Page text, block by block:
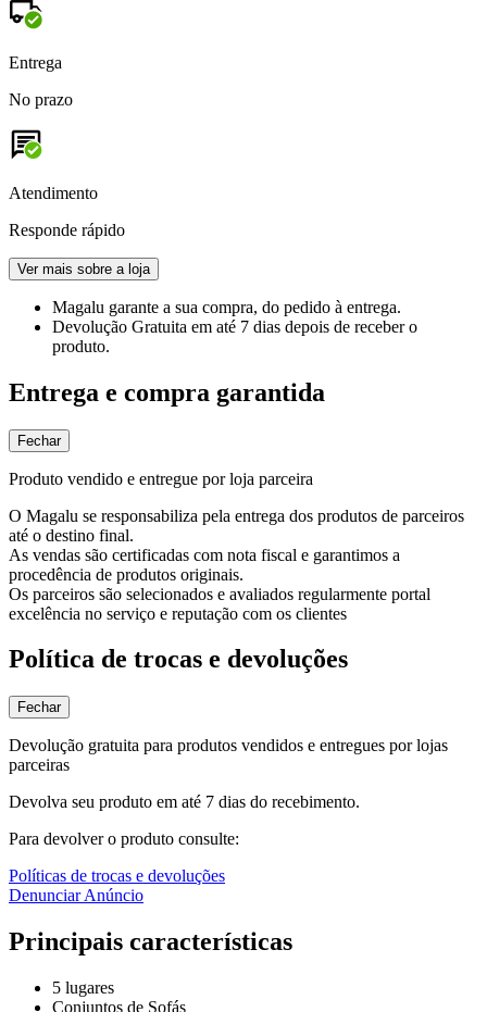
Entrega
No prazo
Atendimento
Responde rápido
Ver mais sobre a loja
Magalu garante a sua compra, do pedido à entrega.
Devolução Gratuita em até 7 dias depois de receber o
produto.
Entrega e compra garantida
Fechar
Produto vendido e entregue por loja parceira
O Magalu se responsabiliza pela entrega dos produtos de parceiros
até o destino final.
As vendas são certificadas com nota fiscal e garantimos a
procedência de produtos originais.
Os parceiros são selecionados e avaliados regularmente portal
excelência no serviço e reputação com os clientes
Política de trocas e devoluções
Fechar
Devolução gratuita para produtos vendidos e entregues por lojas
parceiras
Devolva seu produto em até 7 dias do recebimento.
Para devolver o produto consulte:
Políticas de trocas e devoluções
Denunciar Anúncio
Principais características
5 lugares
Conjuntos de Sofás